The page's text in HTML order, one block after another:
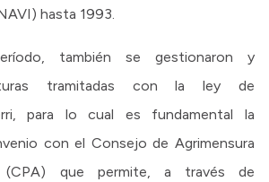
hasta 1993.
también se gestionaron y
tramitadas con la ley de
para lo cual es fundamental la
con el Consejo de Agrimensura
que permite, a través de